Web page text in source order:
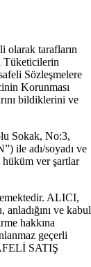
olarak tarafların
Tüketicilerin
Sözleşmelere
Korunması
bildiklerini ve
Sokak, No:3,
ile adı/soyadı ve
hüküm ver şartlar
ALICI,
ve kabul
hakkına
geçerli
SATIŞ